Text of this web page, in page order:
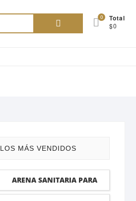
Buscar
0 Total
$0
LOS MÁS VENDIDOS
ARENA SANITARIA PARA